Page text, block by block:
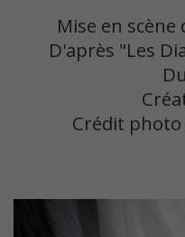
Mise en scène
D'après "Les
Crédit